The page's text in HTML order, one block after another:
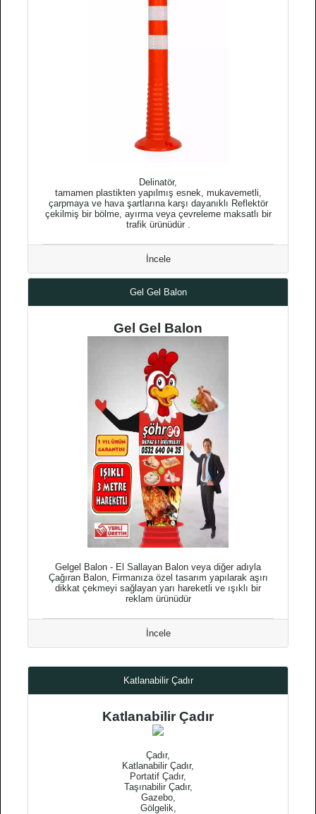
Delinatör,
tamamen plastikten yapılmış esnek, mukavemetli,
çarpmaya ve hava şartlarına karşı dayanıklı Reflektör
çekilmiş bir bölme, ayırma veya çevreleme maksatlı bir
trafik ürünüdür .
İncele
Gel Gel Balon
Gel Gel Balon
Gelgel Balon - El Sallayan Balon veya diğer adıyla
Çağıran Balon, Firmanıza özel tasarım yapılarak aşırı
dikkat çekmeyi sağlayan yarı hareketli ve ışıklı bir
reklam ürünüdür
İncele
Katlanabilir Çadır
Katlanabilir Çadır
Çadır,
Katlanabilir Çadır,
Portatif Çadır,
Taşınabilir Çadır,
Gazebo,
Gölgelik,